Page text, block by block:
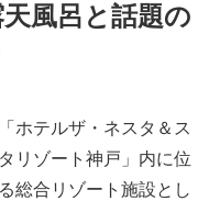
風呂と話題の
ホテルザ・ネスタ＆ス
リゾート神戸」内に位
総合リゾート施設とし